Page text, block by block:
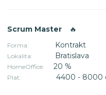
Scrum Master 🔥
Forma: Kontrakt
Lokalita: Bratislava
HomeOffice: 20 %
Plat: 4400 - 8000